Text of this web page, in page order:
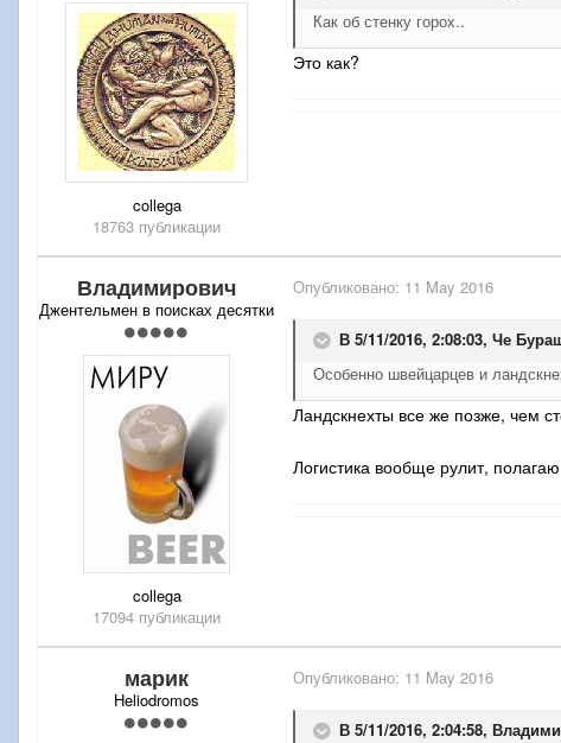
collega
18763 публикации
Как об стенку горох..
Это как?
Владимирович
Джентельмен в поисках десятки
collega
17094 публикации
Опубликовано: 11 May 2016
В 5/11/2016, 2:08:03, Че
Особенно швейцарцев и
Ландскнехты все же позже, чем
Логистика вообще рулит, полагаю
марик
Heliodromos
Опубликовано: 11 May 2016
В 5/11/2016, 2:04:58,